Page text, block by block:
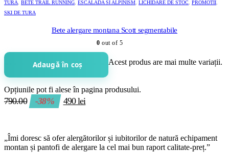
TURA BETE TRAIL RUNNING ESCALADA SI ALPINISM LICHIDARE DE STOC PROMOTII
SKI DE TURA
Bete alergare montana Scott segmentabile
0 out of 5
Adaugă în coș Acest produs are mai multe variații.
Opțiunile pot fi alese în pagina produsului.
790.00 -38% 490lei
„Îmi doresc să ofer alergătorilor și iubitorilor de natură echipament
montan și pantofi de alergare la cel mai bun raport calitate-preț.”